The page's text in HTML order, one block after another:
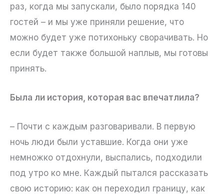
раз, когда мы запускали, было порядка 140
гостей – и мы уже приняли решение, что
можно будет уже потихоньку сворачивать. Но
если будет также большой наплыв, мы готовы
принять.
Была ли история, которая вас впечатлила?
– Почти с каждым разговаривали. В первую
ночь люди были уставшие. Когда они уже
немножко отдохнули, выспались, подходили
под утро ко мне. Каждый пытался рассказать
свою историю: как он переходил границу, как